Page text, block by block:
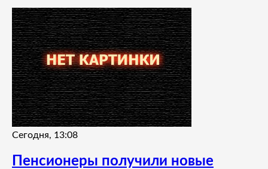
Сегодня, 13:08
Пенсионеры получили новые